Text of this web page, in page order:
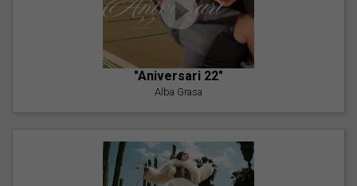
"Aniversari 22"
Alba Grasa